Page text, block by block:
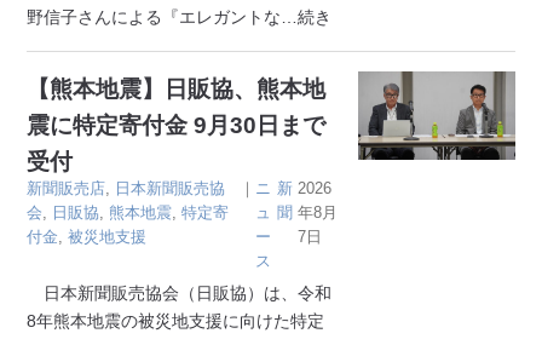
野信子さんによる『エレガントな …続き
【熊本地震】日販協、熊本地
震に特定寄付金 9月30日まで
受付
新聞販売店
日本新聞販売協
会
日販協 熊本地震 ,特定寄
付金 ,被災地支援
｜ ニ
ュ
ー
ス
新
聞
2026
年8月
7日
日本新聞販売協会（日販協）は、令和
8年熊本地震の被災地支援に向けた特定